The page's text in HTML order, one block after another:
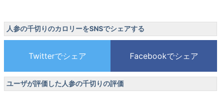
人参の千切りのカロリーをSNSでシェアする
ユーザが評価した人参の千切りの評価